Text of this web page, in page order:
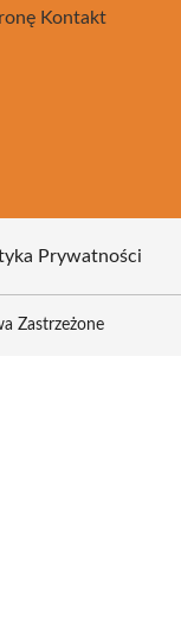
Kontakt
Prywatności
Zastrzeżone